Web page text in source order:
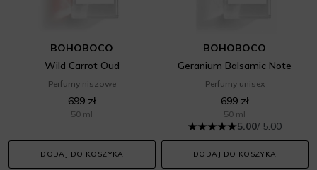
BOHOBOCO
Wild Carrot Oud
Perfumy niszowe
699 zł
50 ml
DODAJ DO KOSZYKA
BOHOBOCO
Geranium Balsamic Note
Perfumy unisex
699 zł
50 ml
5.00/ 5.00
DODAJ DO KOSZYKA